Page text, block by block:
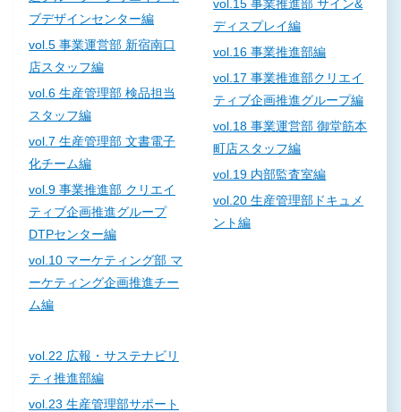
ブデザインセンター編
vol.5 事業運営部 新宿南口
店スタッフ編
vol.6 生産管理部 検品担当
スタッフ編
vol.7 生産管理部 文書電子
化チーム編
vol.9 事業推進部 クリエイ
ティブ企画推進グループ
DTPセンター編
vol.10 マーケティング部 マ
ーケティング企画推進チー
ム編
vol.15 事業推進部 サイン&
ディスプレイ編
vol.16 事業推進部編
vol.17 事業推進部クリエイ
ティブ企画推進グループ編
vol.18 事業運営部 御堂筋本
町店スタッフ編
vol.19 内部監査室編
vol.20 生産管理部ドキュメ
ント編
vol.22 広報・サステナビリ
ティ推進部編
vol.23 生産管理部サポート